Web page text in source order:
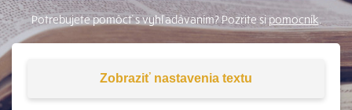
Potrebujete pomôcť s vyhľadávaním? Pozrite sipomocník.
Zobraziť nastavenia textu